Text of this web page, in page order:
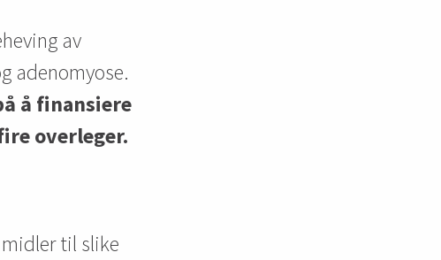
av
adenomyose.
å finansiere
overleger.
til slike